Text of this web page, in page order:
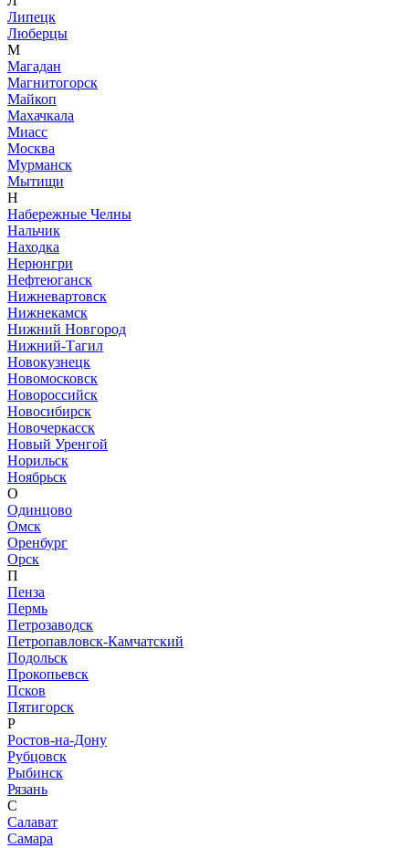
Липецк
Люберцы
М
Магадан
Магнитогорск
Майкоп
Махачкала
Миасс
Москва
Мурманск
Мытищи
Н
Набережные Челны
Нальчик
Находка
Нерюнгри
Нефтеюганск
Нижневартовск
Нижнекамск
Нижний Новгород
Нижний-Тагил
Новокузнецк
Новомосковск
Новороссийск
Новосибирск
Новочеркасск
Новый Уренгой
Норильск
Ноябрьск
О
Одинцово
Омск
Оренбург
Орск
П
Пенза
Пермь
Петрозаводск
Петропавловск-Камчатский
Подольск
Прокопьевск
Псков
Пятигорск
Р
Ростов-на-Дону
Рубцовск
Рыбинск
Рязань
С
Салават
Самара